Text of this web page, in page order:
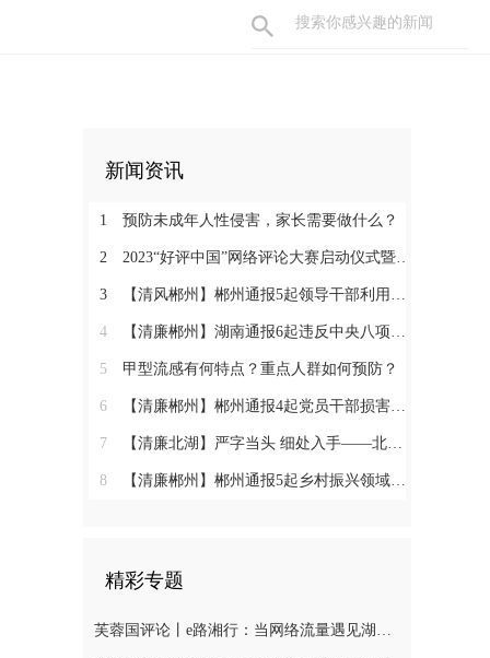
新闻资讯
1 预防未成年人性侵害，家长需要做什么？
2 2023“好评中国”网络评论大赛启动仪式暨网络评论创新论坛即将举行
3 【清风郴州】郴州通报5起领导干部利用职权或影响力为亲友牟利典型案例
4 【清廉郴州】湖南通报6起违反中央八项规定精神典型问题
5 甲型流感有何特点？重点人群如何预防？
6 【清廉郴州】郴州通报4起党员干部损害营商环境问题典型案例
7 【清廉北湖】严字当头 细处入手——北湖区纪委监委坚决纠治“四风”顽瘴痼疾
8 【清廉郴州】郴州通报5起乡村振兴领域不正之风和腐败问题典型案例
精彩专题
芙蓉国评论丨e路湘行：当网络流量遇见湖湘“留量